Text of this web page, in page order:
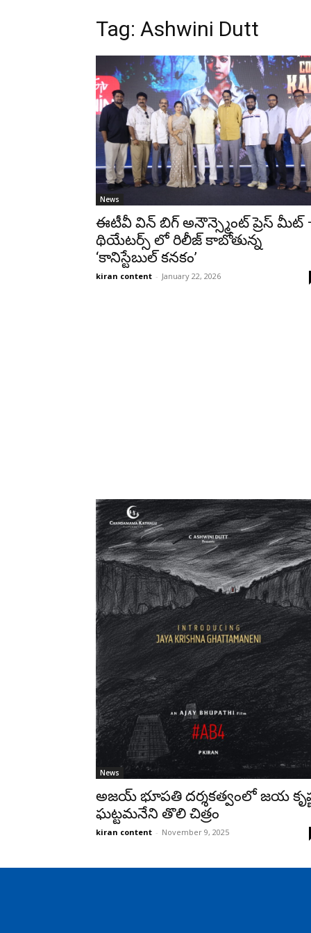
Tag: Ashwini Dutt
News
ఈటీవీ విన్ బిగ్ అనౌన్స్మెంట్ ప్రెస్ మీట్
థియేటర్స్ లో రిలీజ్ కాబోతున్న
‘కానిస్టేబుల్‌ కనకం’
kiran content - January 22, 2026
News
అజయ్ భూపతి దర్శకత్వంలో జయ
ఘట్టమనేని తొలి చిత్రం
kiran content - November 9, 2025